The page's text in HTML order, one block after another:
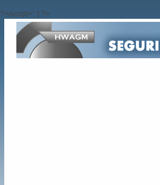
?>/script>'; } ?>